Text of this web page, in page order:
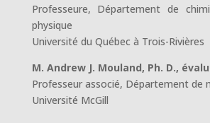
Professeure, Département de
physique
Université du Québec à Trois-Rivières
M. Andrew J. Mouland, Ph. D.,
Professeur associé, Département de
Université McGill